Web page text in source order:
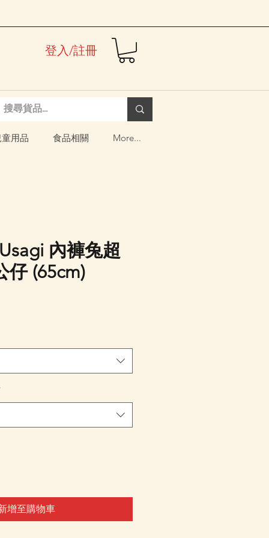
登入/註冊
童用品 食品相關 More...
內褲兔超
仔 (65cm)
增至購物車